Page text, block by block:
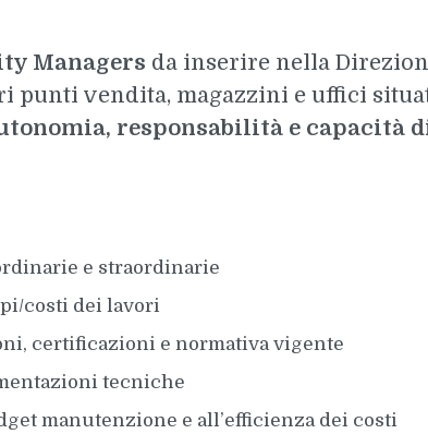
Managers da inserire nella
punti vendita, magazzini e uffici
responsabilità e capacità
e straordinarie
costi dei lavori
certificazioni e normativa vigente
tecniche
manutenzione e all’efficienza dei costi